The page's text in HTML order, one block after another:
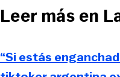
Leer más en
“Si estás